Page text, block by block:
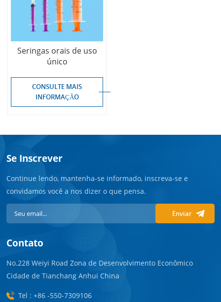
Seringas orais de uso
único
CONSULTE MAIS
INFORMAÇÃO
Se Inscrever
Continue lendo, mantenha-se informado, inscreva-se e
convidamos você a nos dizer o que pensa.
Enviar
Contato
No.228 Weiyi Road Zona de Desenvolvimento Econômico
Cidade de Tianchang Anhui China
Tel : +86 -550-7309106